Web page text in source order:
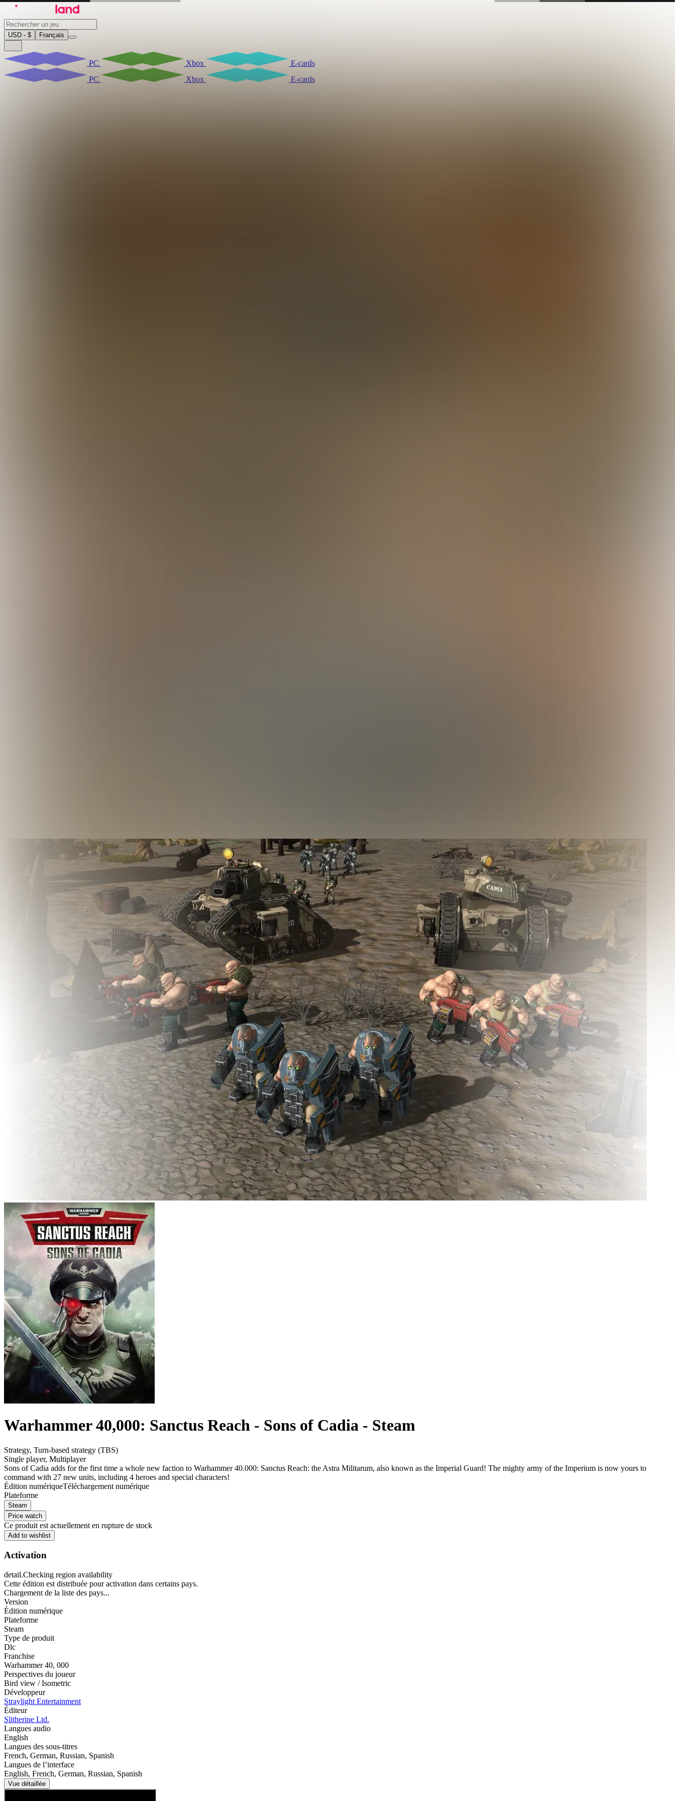
USD - $ Français
PC Xbox
E-cards
PC
Xbox E-cards
Warhammer 40,000: Sanctus Reach - Sons of Cadia - Steam
Strategy, Turn-based strategy (TBS)
Single player, Multiplayer
Sons of Cadia adds for the first time a whole new faction to Warhammer 40.000: Sanctus Reach: the Astra Militarum, also known as the Imperial Guard! The mighty army of the Imperium is now yours to
command with 27 new units, including 4 heroes and special characters!
Édition numériqueTéléchargement numérique
Plateforme
Steam
Price watch
Ce produit est actuellement en rupture de stock
Add to wishlist
Activation
detail.Checking region availability
Cette édition est distribuée pour activation dans certains pays.
Chargement de la liste des pays...
Version
Édition numérique
Plateforme
Steam
Type de produit
Dlc
Franchise
Warhammer 40, 000
Perspectives du joueur
Bird view / Isometric
Développeur
Straylight Entertainment
Éditeur
Slitherine Ltd.
Langues audio
English
Langues des sous-titres
French, German, Russian, Spanish
Langues de l’interface
English, French, German, Russian, Spanish
Vue détaillée